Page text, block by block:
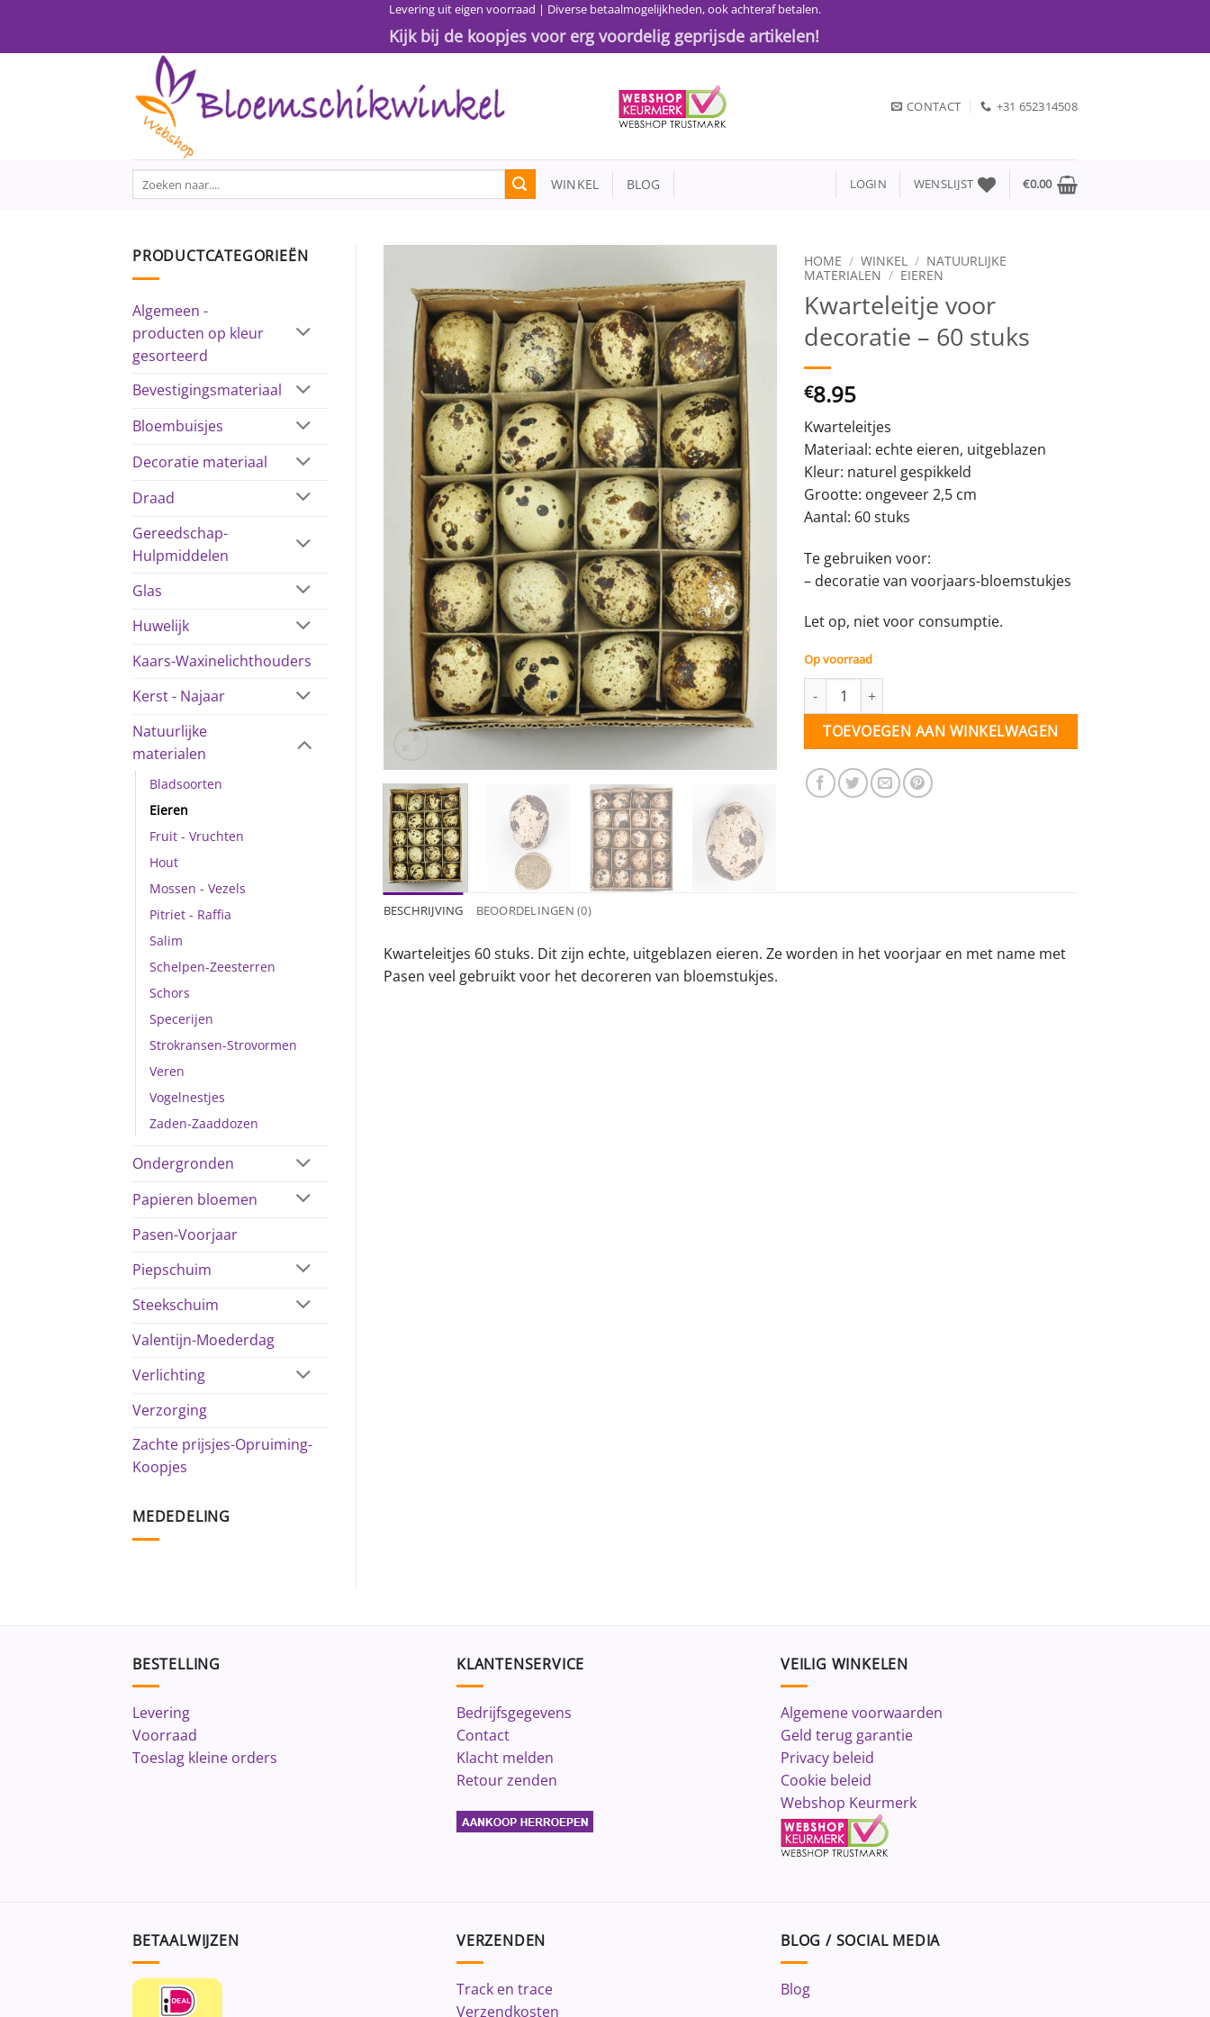
inhoud
Levering uit eigen voorraad | Diverse betaalmogelijkheden, ook achteraf betalen.
Kijk bij de koopjes voor erg voordelig geprijsde artikelen!
CONTACT +31 652314508
Zoeken
naar:
WINKEL BLOG LOGIN WENSLIJST €0.00
PRODUCTCATEGORIEËN
Algemeen -
producten op kleur
gesorteerd
Bevestigingsmateriaal
Bloembuisjes
Decoratie materiaal
Draad
Gereedschap-
Hulpmiddelen
Glas
Huwelijk
Kaars-Waxinelichthouders
Kerst - Najaar
Natuurlijke
materialen
Bladsoorten
Eieren
Fruit - Vruchten
Hout
Mossen - Vezels
Pitriet - Raffia
Salim
Schelpen-Zeesterren
Schors
Specerijen
Strokransen-Strovormen
Veren
Vogelnestjes
Zaden-Zaaddozen
Ondergronden
Papieren bloemen
Pasen-Voorjaar
Piepschuim
Steekschuim
Valentijn-Moederdag
Verlichting
Verzorging
Zachte prijsjes-Opruiming-
Koopjes
MEDEDELING
Toevoegen
aan
wenslijst
HOME / WINKEL / NATUURLIJKE
MATERIALEN / EIEREN
Kwarteleitje voor
decoratie – 60 stuks
€8.95
Kwarteleitjes
Materiaal: echte eieren, uitgeblazen
Kleur: naturel gespikkeld
Grootte: ongeveer 2,5 cm
Aantal: 60 stuks
Te gebruiken voor:
– decoratie van voorjaars-bloemstukjes
Let op, niet voor consumptie.
Op voorraad
Kwarteleitje voor decoratie - 60 stuks aantal
TOEVOEGEN AAN WINKELWAGEN
BESCHRIJVING BEOORDELINGEN (0)
Kwarteleitjes 60 stuks. Dit zijn echte, uitgeblazen eieren. Ze worden in het voorjaar en met name met
Pasen veel gebruikt voor het decoreren van bloemstukjes.
BESTELLING
Levering
Voorraad
Toeslag kleine orders
KLANTENSERVICE
Bedrijfsgegevens
Contact
Klacht melden
Retour zenden
VEILIG WINKELEN
Algemene voorwaarden
Geld terug garantie
Privacy beleid
Cookie beleid
Webshop Keurmerk
BETAALWIJZEN VERZENDEN
Track en trace
Verzendkosten
BLOG / SOCIAL MEDIA
Blog